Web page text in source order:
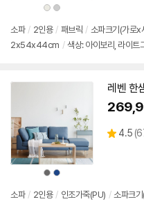
상
품
색
상
상
품
상
소파 / 2인용 / 패브릭 / 소파크기(가로
2x54x44cm / 색상: 아이보리, 라이트
상
품
색
상
상
품
상
레벤 한
별
4.5 (상
소파 / 2인용 / 인조가죽(PU) / 소파크